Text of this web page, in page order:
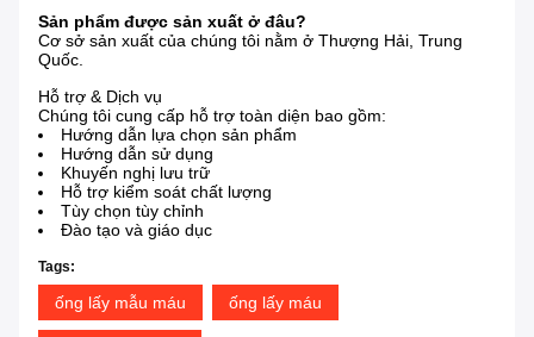
Sản phẩm được sản xuất ở đâu?
Cơ sở sản xuất của chúng tôi nằm ở Thượng Hải, Trung
Quốc.
Hỗ trợ & Dịch vụ
Chúng tôi cung cấp hỗ trợ toàn diện bao gồm:
Hướng dẫn lựa chọn sản phẩm
Hướng dẫn sử dụng
Khuyến nghị lưu trữ
Hỗ trợ kiểm soát chất lượng
Tùy chọn tùy chỉnh
Đào tạo và giáo dục
Tags:
ống lấy mẫu máu ống lấy máu